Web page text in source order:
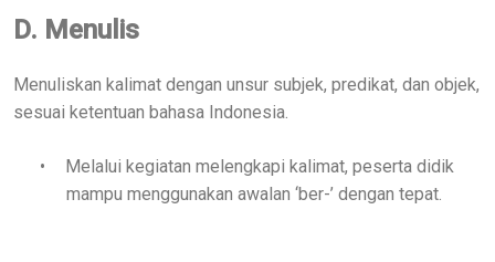
D. Menulis
Menuliskan kalimat dengan unsur subjek, predikat, dan objek,
sesuai ketentuan bahasa Indonesia.
•
Melalui kegiatan melengkapi kalimat, peserta didik
mampu menggunakan awalan ‘ber-’ dengan tepat.